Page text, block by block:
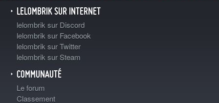
LELOMBRIK SUR INTERNET
lelombrik sur Discord
lelombrik sur Facebook
lelombrik sur Twitter
lelombrik sur Steam
COMMUNAUTÉ
Le forum
Classement